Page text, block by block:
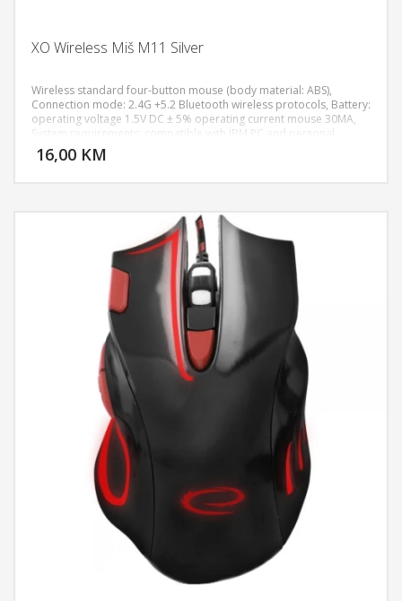
XO Wireless Miš M11 Silver
Wireless standard four-button mouse (body material: ABS),
Connection mode: 2.4G +5.2 Bluetooth wireless protocols, Battery:
operating voltage 1.5V DC ± 5% operating current mouse 30MA,
System requirements: compatible with IBM PC and personal
computer, MCU chip: EZW, DPI: 1200-1600-2000, Mouse button life
: 300W times Encoder : sealed
16,00 KM
DODAJ U KORPU